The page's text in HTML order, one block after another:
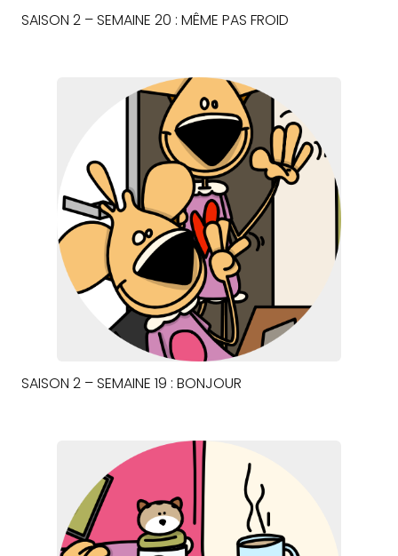
SAISON 2 – SEMAINE 20 : MÊME PAS FROID
SAISON 2 – SEMAINE 19 : BONJOUR